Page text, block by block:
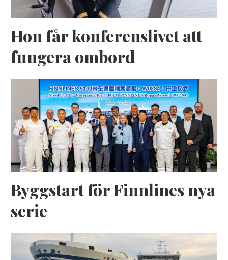
Hon får konferenslivet att
fungera ombord
Byggstart för Finnlines nya
serie